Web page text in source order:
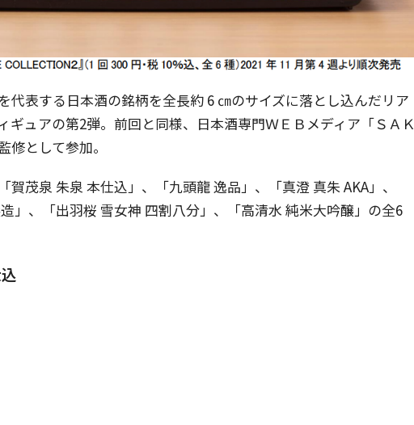
代表する日本酒の銘柄を全長約 6 ㎝のサイズに落とし込んだリア
ギュアの第2弾。前回と同様、日本酒専門ＷＥＢメディア「ＳＡＫ
修として参加。
賀茂泉 朱泉 本仕込」、「九頭龍 逸品」、「真澄 真朱 AKA」、
造」、「出羽桜 雪女神 四割八分」、「高清水 純米大吟醸」の全6